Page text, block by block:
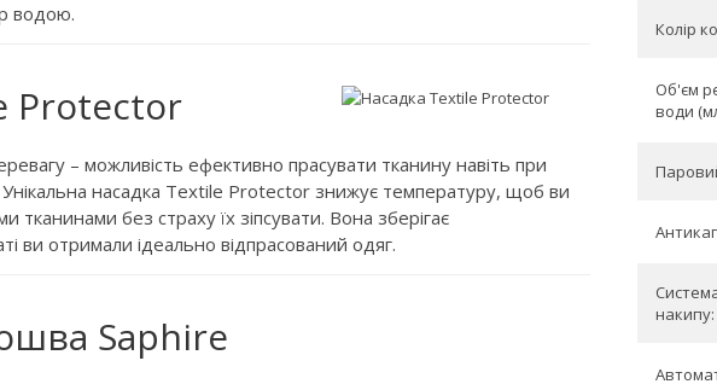
водою.
Protector
– можливість ефективно прасувати тканину навіть при
Унікальна насадка Textile Protector знижує температуру, щоб ви
тканинами без страху їх зіпсувати. Вона зберігає
ви отримали ідеально відпрасований одяг.
Saphire
Колір
Об'єм
води
накипу: